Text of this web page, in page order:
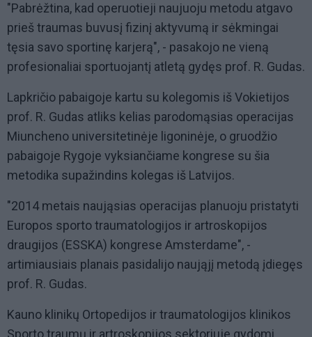
"Pabrėžtina, kad operuotieji naujuoju metodu atgavo
prieš traumas buvusį fizinį aktyvumą ir sėkmingai
tęsia savo sportinę karjerą", - pasakojo ne vieną
profesionaliai sportuojantį atletą gydęs prof. R. Gudas.
Lapkričio pabaigoje kartu su kolegomis iš Vokietijos
prof. R. Gudas atliks kelias parodomąsias operacijas
Miuncheno universitetinėje ligoninėje, o gruodžio
pabaigoje Rygoje vyksiančiame kongrese su šia
metodika supažindins kolegas iš Latvijos.
"2014 metais naująsias operacijas planuoju pristatyti
Europos sporto traumatologijos ir artroskopijos
draugijos (ESSKA) kongrese Amsterdame", -
artimiausiais planais pasidalijo naująjį metodą įdiegęs
prof. R. Gudas.
Kauno klinikų Ortopedijos ir traumatologijos klinikos